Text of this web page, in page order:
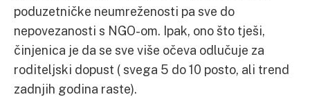
poduzetničke neumreženosti pa sve do
nepovezanosti s NGO-om. Ipak, ono što tješi,
činjenica je da se sve više očeva odlučuje za
roditeljski dopust ( svega 5 do 10 posto, ali trend
zadnjih godina raste).